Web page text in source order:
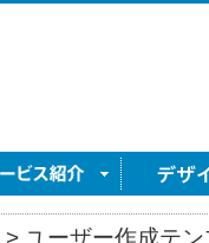
> ユーザー作成テ